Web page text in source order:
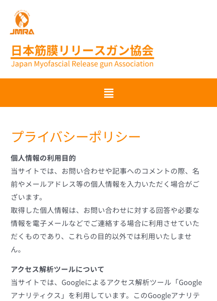
プライバシーポリシー
個人情報の利用目的
当サイトでは、お問い合わせや記事へのコメントの際、名
前やメールアドレス等の個人情報を入力いただく場合がご
ざいます。
取得した個人情報は、お問い合わせに対する回答や必要な
情報を電子メールなどでご連絡する場合に利用させていた
だくものであり、これらの目的以外では利用いたしませ
ん。
アクセス解析ツールについて
当サイトでは、Googleによるアクセス解析ツール「Google
アナリティクス」を利用しています。このGoogleアナリテ